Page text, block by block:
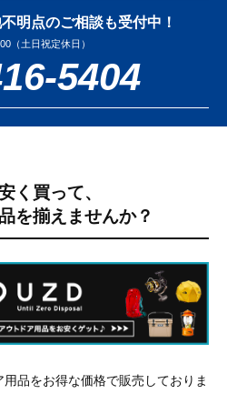
明点のご相談も受付中！
（土日祝定休日）
5404
く買って、
を揃えませんか？
品をお得な価格で販売しておりま